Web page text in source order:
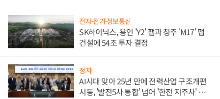
전자·전기·정보통신
SK하이닉스, 용인 'Y2' 팹과 청주 'M17' 팹
건설에 54조 투자 결정
정치
AI시대 맞아 25년 만에 전력산업 구조개편
시동, '발전5사 통합' 넘어 '한전 지주사' 재편